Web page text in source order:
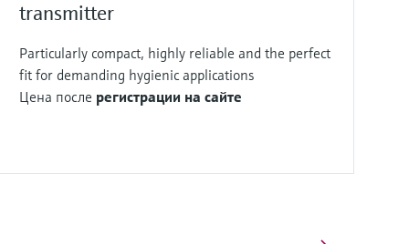
transmitter
Particularly compact, highly reliable and the perfect
fit for demanding hygienic applications
Цена после регистрации на сайте